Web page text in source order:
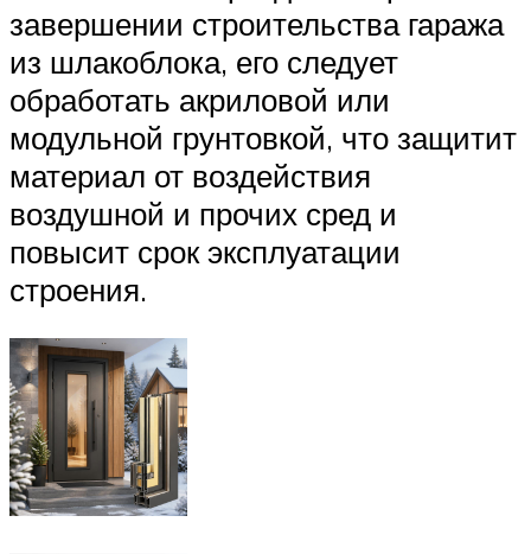
завершении строительства гаража
из шлакоблока, его следует
обработать акриловой или
модульной грунтовкой, что защитит
материал от воздействия
воздушной и прочих сред и
повысит срок эксплуатации
строения.